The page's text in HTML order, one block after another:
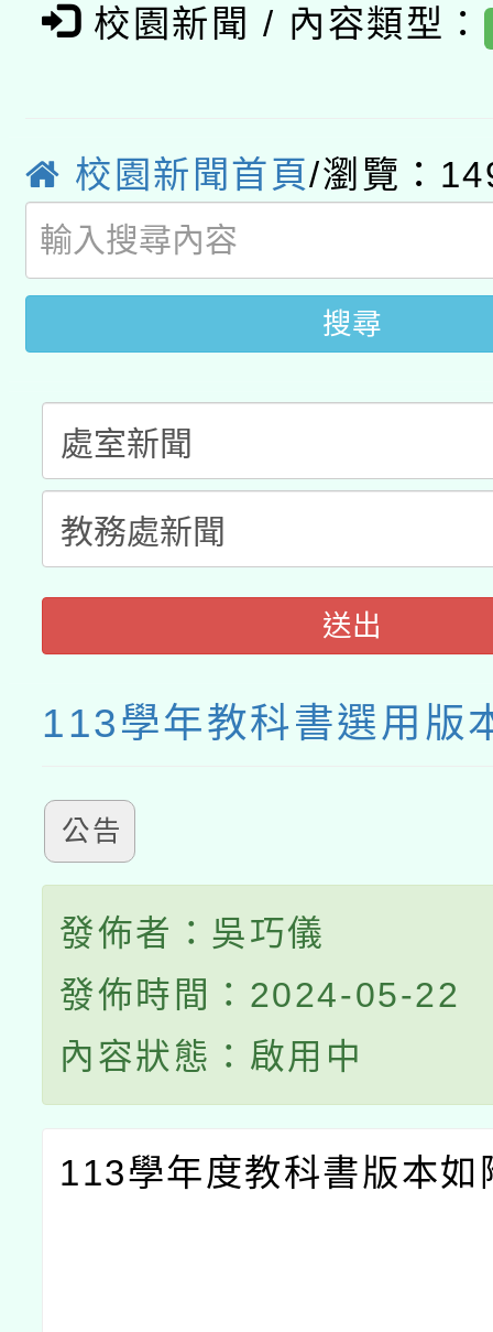
心」，鼓勵退休同仁踴
招甄選結果公告(無人
適應運動共學行動站研
礎課程
A3數位素養講師名單
校園新聞 / 內容類型：
校園新聞首頁/瀏覽：
搜尋
送出
113學年教科書選用版
公告
發佈者：吳巧儀
發佈時間：2024-05-22
內容狀態：啟用中
113學年度教科書版本如